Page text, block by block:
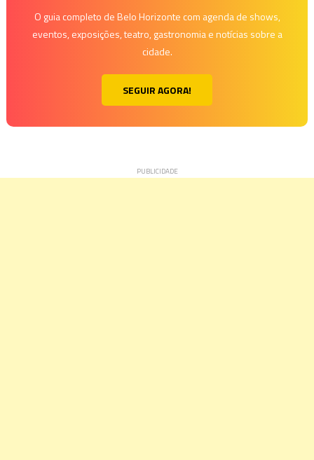
O guia completo de Belo Horizonte com agenda de shows,
eventos, exposições, teatro, gastronomia e notícias sobre a
cidade.
SEGUIR AGORA!